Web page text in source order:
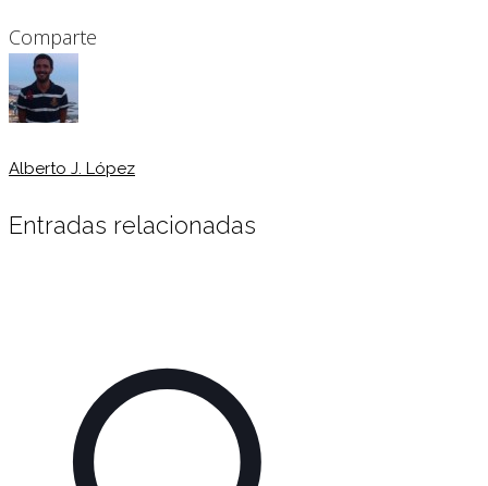
Comparte
Alberto J. López
Entradas relacionadas